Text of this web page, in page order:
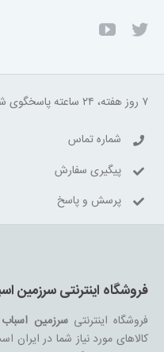
۷ روز هفته، ۲۴ ساعته پاسخگوی شما هستیم.
شماره تماس
پیگیری سفارش
پرسش و پاسخ
فروشگاه اینترنتی سرزمین
فروشگاه اینترنتیسرزمین
کالاهای مورد نیاز شما در